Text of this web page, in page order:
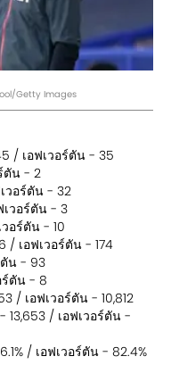
Getty Images
/ เอฟเวอร์ตัน - 35
ตัน - 2
วอร์ตัน - 32
เวอร์ตัน - 3
อร์ตัน - 10
/ เอฟเวอร์ตัน - 174
ตัน - 93
ร์ตัน - 8
/ เอฟเวอร์ตัน - 10,812
13,653 / เอฟเวอร์ตัน -
/ เอฟเวอร์ตัน - 82.4%